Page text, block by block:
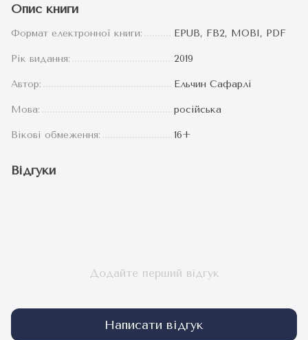
Опис книги
Формат електронної книги: EPUB, FB2, MOBI, PDF
Рік видання: 2019
Автор: Ельчин Сафарлі
Мова: російська
Вікові обмеження: 16+
Відгуки
Додайте перший відгук
Написати відгук